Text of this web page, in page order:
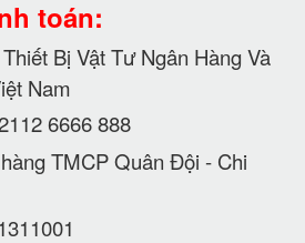
toán:
Bị Vật Tư Ngân Hàng Và
Nam
6666 888
TMCP Quân Đội - Chi